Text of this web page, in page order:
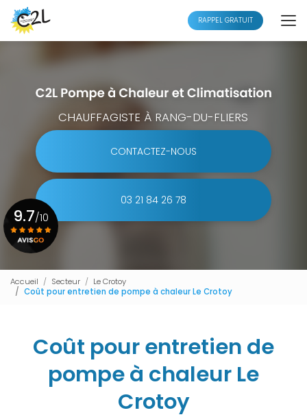
Aller
au
contenu
principal
RAPPEL GRATUIT
CHAUFFAGISTE À RANG-DU-FLIERS
CONTACTEZ-NOUS
03 21 84 26 78
9.7/10
Accueil Secteur
Le Crotoy
Coût pour entretien de pompe à chaleur Le Crotoy
Coût pour entretien de
pompe à chaleur Le
Crotoy